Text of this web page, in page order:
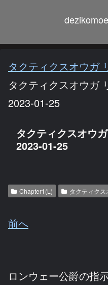
タクティクスオウガ
タクティクスオウガ
2023-01-25
タクティクスオウ
2023-01-25
Chapter1(L) タクティク
前へ
ロンウェー公爵の指